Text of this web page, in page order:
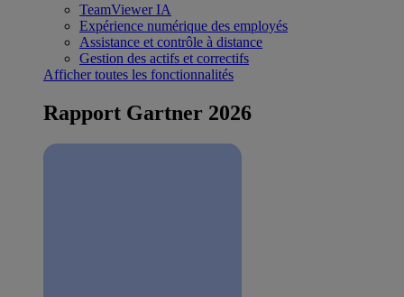
TeamViewer IA
Expérience numérique des employés
Assistance et contrôle à distance
Gestion des actifs et correctifs
Afficher toutes les fonctionnalités
Rapport Gartner 2026